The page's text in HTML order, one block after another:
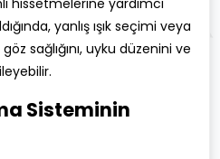
yanlış ışık seçimi veya
sağlığını, uyku düzenini ve
Sisteminin